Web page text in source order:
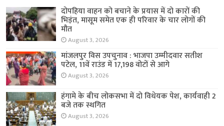
दोपहिया वाहन को बचाने के प्रयास में दो कारों की
भिड़ंत, मासूम समेत एक ही परिवार के चार लोगों की
मौत
August 3, 2026
मांजलपुर विस उपचुनाव : भाजपा उम्मीदवार सतीश
पटेल, 11वें राउंड में 17,198 वोटों से आगे
August 3, 2026
हंगामे के बीच लोकसभा में दो विधेयक पेश, कार्यवाही 2
बजे तक स्थगित
August 3, 2026